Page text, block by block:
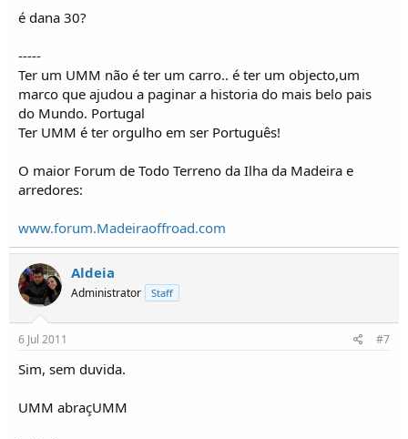
é dana 30?
-----
Ter um UMM não é ter um carro.. é ter um objecto,um
marco que ajudou a paginar a historia do mais belo pais
do Mundo. Portugal
Ter UMM é ter orgulho em ser Português!
O maior Forum de Todo Terreno da Ilha da Madeira e
arredores:
www.forum.Madeiraoffroad.com
Aldeia
Administrator Staff
6 Jul 2011 #7
Sim, sem duvida.
UMM abraçUMM